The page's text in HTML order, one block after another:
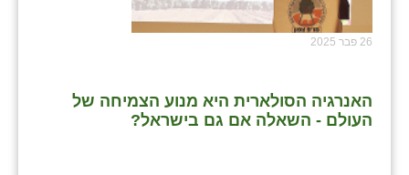
26 פבר 2025
האנרגיה הסולארית היא מנוע הצמיחה של
העולם - השאלה אם גם בישראל?